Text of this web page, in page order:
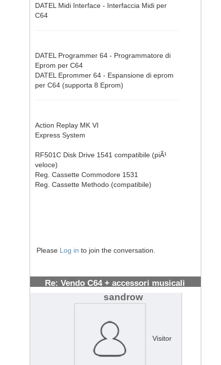
DATEL Midi Interface - Interfaccia Midi per
C64
DATEL Programmer 64 - Programmatore di
Eprom per C64
DATEL Eprommer 64 - Espansione di eprom
per C64 (supporta 8 Eprom)
Action Replay MK VI
Express System
RF501C Disk Drive 1541 compatibile (piÃ¹
veloce)
Reg. Cassette Commodore 1531
Reg. Cassette Methodo (compatibile)
Please Log in to join the conversation.
Re: Vendo C64 + accessori musicali
sandrow
Visitor